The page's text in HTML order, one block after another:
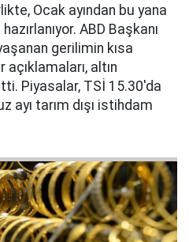
Ocak ayından bu yana
ABD Başkanı
gerilimin kısa
altın
Piyasalar, TSİ 15.30'da
ayı tarım dışı istihdam